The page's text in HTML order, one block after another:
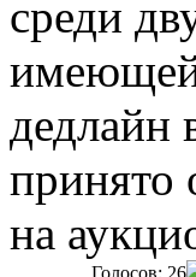
среди
дедлайн
принято
на